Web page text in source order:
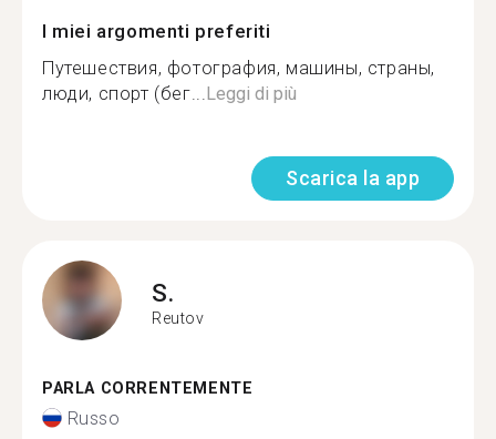
I miei argomenti preferiti
Путешествия, фотография, машины, страны,
люди, спорт (бег...Leggi di più
Scarica la app
S.
Reutov
PARLA CORRENTEMENTE
Russo